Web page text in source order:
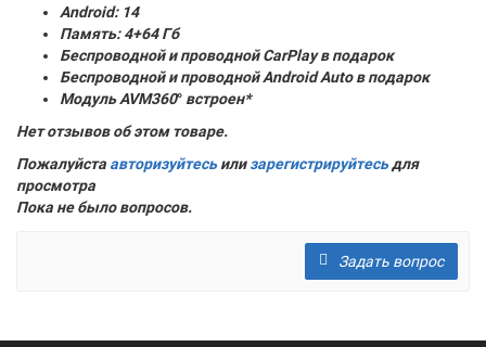
Android: 14
Память:4+64 Гб
Беспроводной и проводной CarPlay в подарок
Беспроводной и проводной Android Auto в подарок
Модуль AVM360° встроен*
Нет отзывов об этом товаре.
Пожалуйста авторизуйтесьилизарегистрируйтесьдля
просмотра
Пока не было вопросов.
Задать вопрос